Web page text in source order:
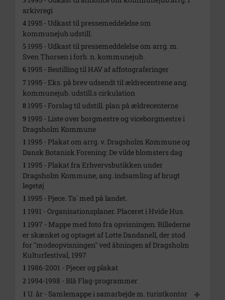
arkivregi
4 1995 - Udkast til pressemeddelelse om
kommunejub.udstill.
5 1995 - Udkast til pressemeddelelse om arrg. m.
Sven Thorsen i forb. n. kommunejub.
6 1995 - Bestilling til HAV af affotograferinger
7 1995 - Eks. på brev udsendt til ældrecentrene ang.
kommunejub. udstill.s cirkulation
8 1995 - Forslag til udstill. plan på ældrecenterne
9 1995 - Liste over borgmestre og viceborgmestre i
Dragsholm Kommune
1 1995 - Plakat om arrg. v. Dragsholm Kommune og
Dansk Botanisk Forening: De vilde blomsters dag
1 1995 - Plakat fra Erhvervsbutikken under
Dragsholm Kommune, ang. indsamling af brugt
legetøj
1 1995 - Pjece. Ta´ med på landet.
1 1991 - Organisationsplaner. Placeret i Hvide Hus.
1 1997 - Mappe med foto fra opvisningen. Billederne
er skænket og optaget af Lotte Dandanell, der stod
for "modeopvisningen" ved åbningen af Dragsholm
Kulturfestival, 1997
1 1986-2001 - Pjecer og plakat
2 1994-1998 - Blå Flag-programmer
1 U. år - Samlemappe i samarbejde m. turistkontor